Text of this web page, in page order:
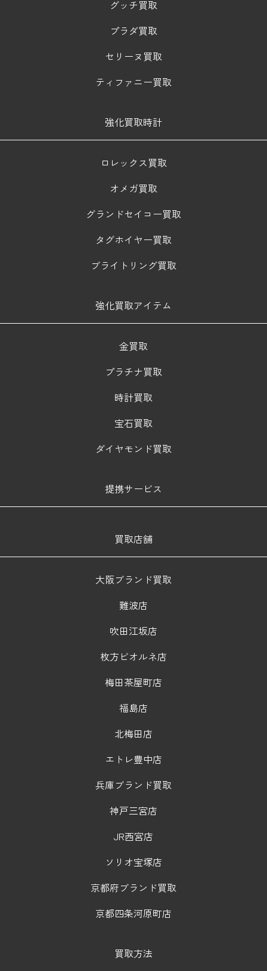
グッチ買取
プラダ買取
セリーヌ買取
ティファニー買取
強化買取時計
ロレックス買取
オメガ買取
グランドセイコー買取
タグホイヤー買取
ブライトリング買取
強化買取アイテム
金買取
プラチナ買取
時計買取
宝石買取
ダイヤモンド買取
提携サービス
買取店舗
大阪ブランド買取
難波店
吹田江坂店
枚方ビオルネ店
梅田茶屋町店
福島店
北梅田店
エトレ豊中店
兵庫ブランド買取
神戸三宮店
JR西宮店
ソリオ宝塚店
京都府ブランド買取
京都四条河原町店
買取方法